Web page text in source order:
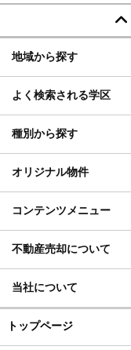
地域から探す
よく検索される学区
種別から探す
オリジナル物件
コンテンツメニュー
不動産売却について
当社について
トップページ